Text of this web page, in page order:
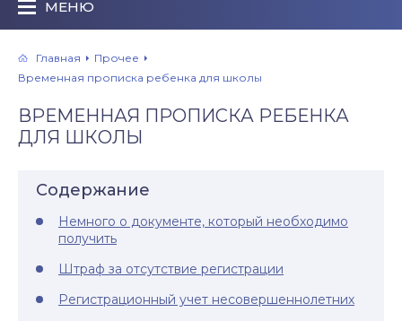
МЕНЮ
Главная
Прочее
Временная прописка ребенка для школы
ВРЕМЕННАЯ ПРОПИСКА РЕБЕНКА
ДЛЯ ШКОЛЫ
Содержание
Немного о документе, который необходимо
получить
Штраф за отсутствие регистрации
Регистрационный учет несовершеннолетних